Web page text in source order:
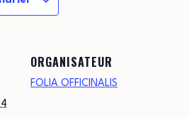
ORGANISATEUR
FOLIA OFFICINALIS